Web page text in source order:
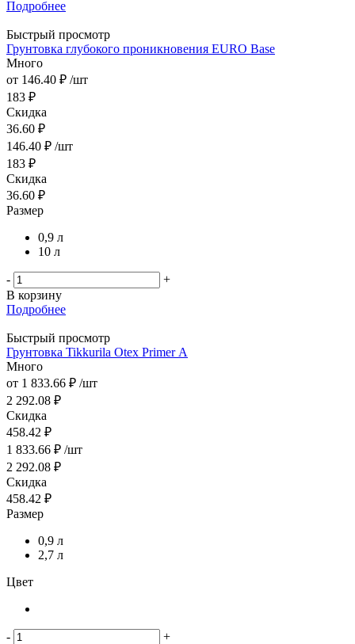
Подробнее
Быстрый просмотр
Грунтовка глубокого проникновения EURO Base
Много
от 146.40 ₽ /шт
183 ₽
Скидка
36.60 ₽
146.40 ₽ /шт
183 ₽
Скидка
36.60 ₽
Размер
0,9 л
10 л
-
+
В корзину
Подробнее
Быстрый просмотр
Грунтовка Tikkurila Otex Primer А
Много
от 1 833.66 ₽ /шт
2 292.08 ₽
Скидка
458.42 ₽
1 833.66 ₽ /шт
2 292.08 ₽
Скидка
458.42 ₽
Размер
0,9 л
2,7 л
Цвет
-
+